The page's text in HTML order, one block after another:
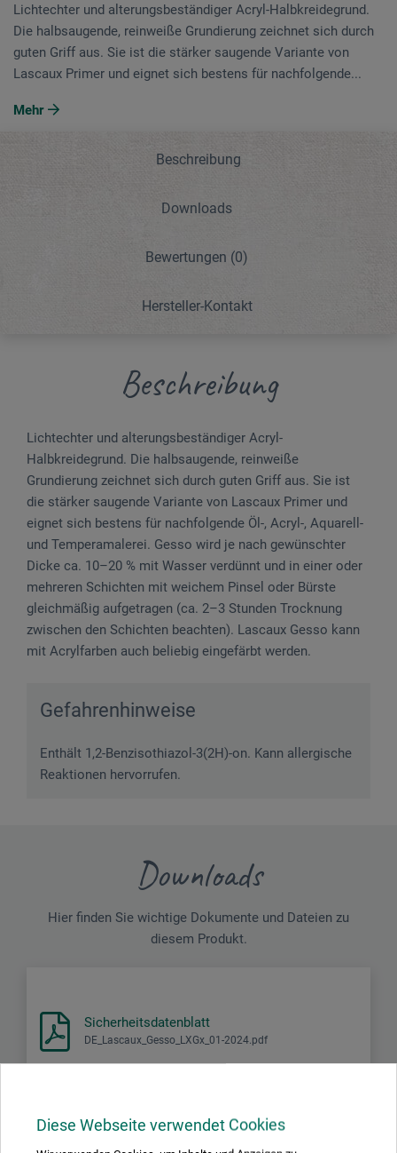
Diese Webseite verwendet Cookies
Lichtechter und alterungsbeständiger Acryl-Halbkreidegrund.
Die halbsaugende, reinweiße Grundierung zeichnet sich durch
guten Griff aus. Sie ist die stärker saugende Variante von
Lascaux Primer und eignet sich bestens für nachfolgende...
Mehr
Beschreibung
Downloads
Bewertungen (0)
Hersteller-Kontakt
Beschreibung
Lichtechter und alterungsbeständiger Acryl-
Halbkreidegrund. Die halbsaugende, reinweiße
Grundierung zeichnet sich durch guten Griff aus. Sie ist
die stärker saugende Variante von Lascaux Primer und
eignet sich bestens für nachfolgende Öl-, Acryl-, Aquarell-
und Temperamalerei. Gesso wird je nach gewünschter
Dicke ca. 10–20 % mit Wasser verdünnt und in einer oder
mehreren Schichten mit weichem Pinsel oder Bürste
gleichmäßig aufgetragen (ca. 2–3 Stunden Trocknung
zwischen den Schichten beachten). Lascaux Gesso kann
mit Acrylfarben auch beliebig eingefärbt werden.
Gefahrenhinweise
Enthält 1,2-Benzisothiazol-3(2H)-on. Kann allergische
Reaktionen hervorrufen.
Downloads
Hier finden Sie wichtige Dokumente und Dateien zu
diesem Produkt.
Sicherheitsdatenblatt
DE_Lascaux_Gesso_LXGx_01-2024.pdf